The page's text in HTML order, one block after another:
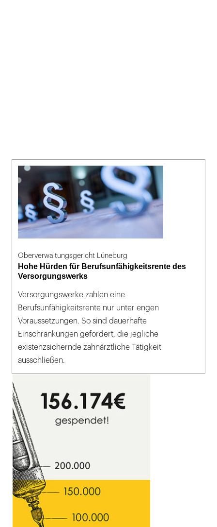
Oberverwaltungsgericht Lüneburg
Hohe Hürden für Berufsunfähigkeitsrente des
Versorgungswerks
Versorgungswerke zahlen eine
Berufsunfähigkeitsrente nur unter engen
Voraussetzungen. So sind dauerhafte
Einschränkungen gefordert, die jegliche
existenzsichernde zahnärztliche Tätigkeit
ausschließen.